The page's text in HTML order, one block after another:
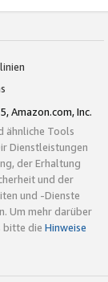
Amazon.com, Inc.
ähnliche Tools
Dienstleistungen
der Erhaltung
und der
und -Dienste
Um mehr darüber
bitte die Hinweise